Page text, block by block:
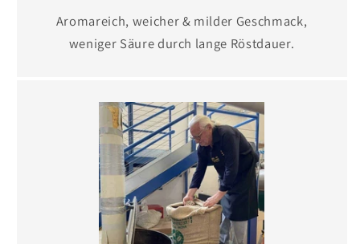
Aromareich, weicher & milder Geschmack,
weniger Säure durch lange Röstdauer.